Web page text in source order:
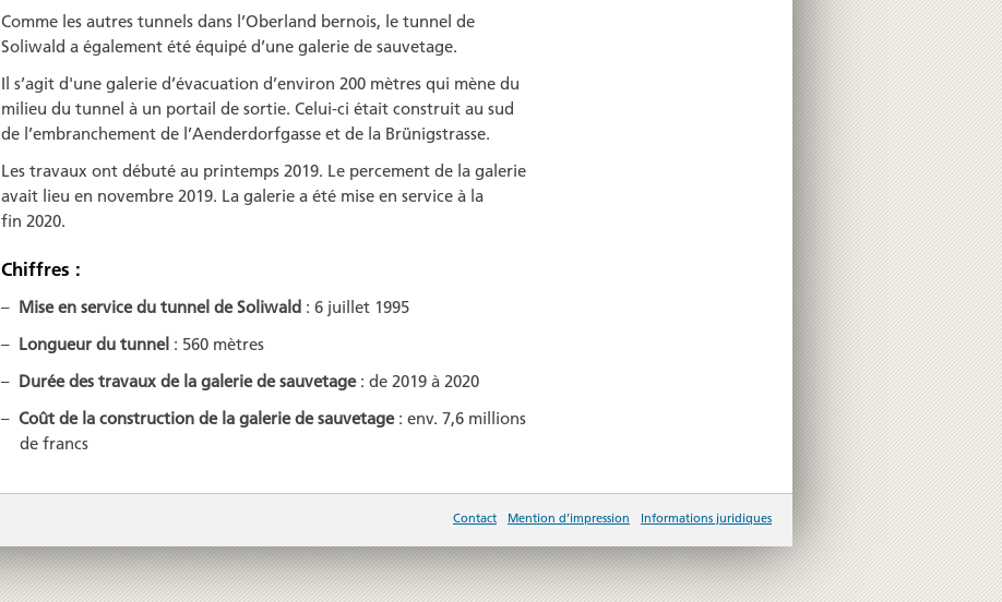
Comme les autres tunnels dans l’Oberland bernois, le tunnel de
Soliwald a également été équipé d’une galerie de sauvetage.
Il s’agit d'une galerie d’évacuation d’environ 200 mètres qui mène du
milieu du tunnel à un portail de sortie. Celui-ci était construit au sud
de l’embranchement de l’Aenderdorfgasse et de la Brünigstrasse.
Les travaux ont débuté au printemps 2019. Le percement de la galerie
avait lieu en novembre 2019. La galerie a été mise en service à la
fin 2020.
Chiffres :
Mise en service du tunnel de Soliwald : 6 juillet 1995
Longueur du tunnel : 560 mètres
Durée des travaux de la galerie de sauvetage: de 2019 à 2020
Coût de la construction de la galerie de sauvetage: env. 7,6 millions
de francs
Contact Mention d’impression Informations juridiques